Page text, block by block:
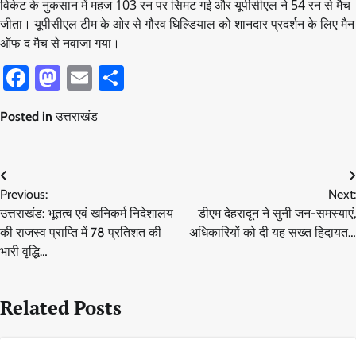
विकेट के नुकसान में महज 103 रन पर सिमट गई और यूपीसीएल ने 54 रन से मैच
जीता। यूपीसीएल टीम के ओर से गौरव घिल्डियाल को शानदार प्रदर्शन के लिए मैन
ऑफ द मैच से नवाजा गया।
Facebook
Mastodon
Email
Posted inउत्तराखंड
Post
navigation
Previous:
उत्तराखंड: भूतत्व एवं खनिकर्म निदेशालय
की राजस्व प्राप्ति में 78 प्रतिशत की
भारी वृद्धि…
Next:
डीएम देहरादून ने सुनी जन-समस्याएं,
अधिकारियों को दी यह सख्त हिदायत…
Related Posts